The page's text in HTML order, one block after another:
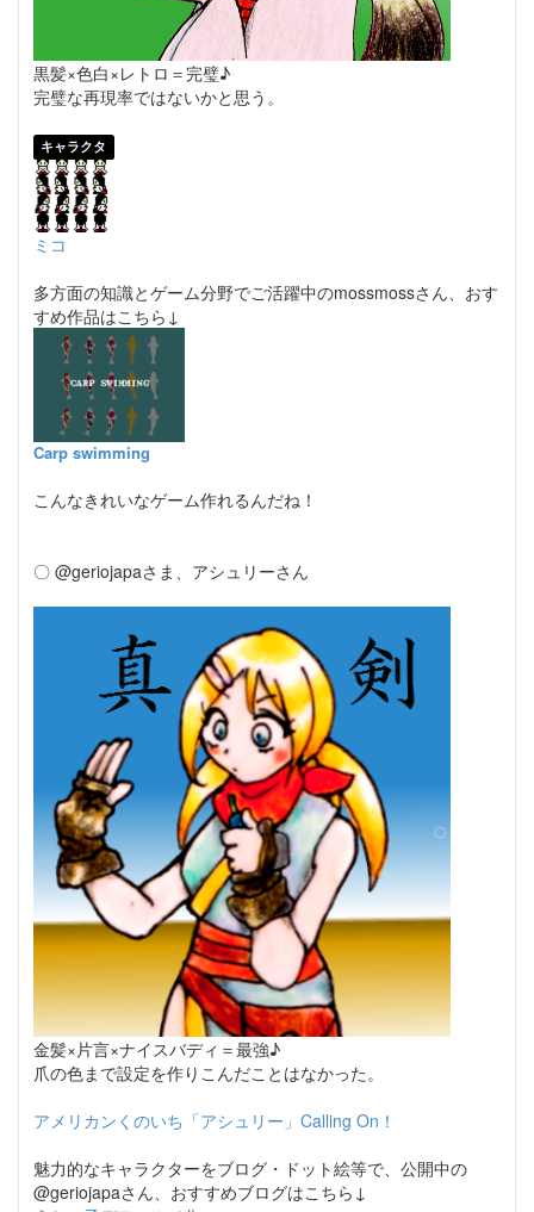
黒髪×色白×レトロ＝完璧♪
完璧な再現率ではないかと思う。
キャラクタ
ミコ
多方面の知識とゲーム分野でご活躍中のmossmossさん、おす
すめ作品はこちら↓
Carp swimming
こんなきれいなゲーム作れるんだね！
〇 @geriojapaさま、アシュリーさん
金髪×片言×ナイスバディ＝最強♪
爪の色まで設定を作りこんだことはなかった。
アメリカンくのいち「アシュリー」Calling On！
魅力的なキャラクターをブログ・ドット絵等で、公開中の
@geriojapaさん、おすすめブログはこちら↓